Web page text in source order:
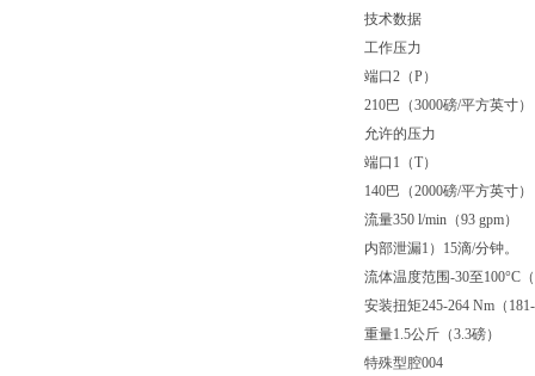
技术数据
工作压力
端口2（P）
210巴（3000磅/平方英寸）
允许的压力
端口1（T）
140巴（2000磅/平方英寸）
流量350 l/min（93 gpm）
内部泄漏1）15滴/分钟。
流体温度范围-30至100°C
安装扭矩245-264 Nm（
重量1.5公斤（3.3磅）
特殊型腔004